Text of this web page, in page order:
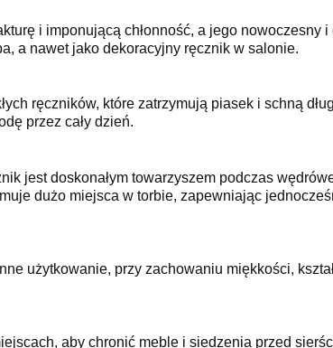
i imponującą chłonność, a jego nowoczesny
a nawet jako dekoracyjny ręcznik w salonie.
ręczników, które zatrzymują piasek i schną
przez cały dzień.
jest doskonałym towarzyszem podczas
dużo miejsca w torbie, zapewniając
użytkowanie, przy zachowaniu miękkości,
aby chronić meble i siedzenia przed